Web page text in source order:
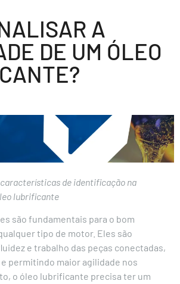
A
DE UM ÓLEO
de identificação na
lubrificante
são fundamentais para o bom
tipo de motor. Eles são
e trabalho das peças conectadas,
permitindo maior agilidade nos
o óleo lubrificante precisa ter um